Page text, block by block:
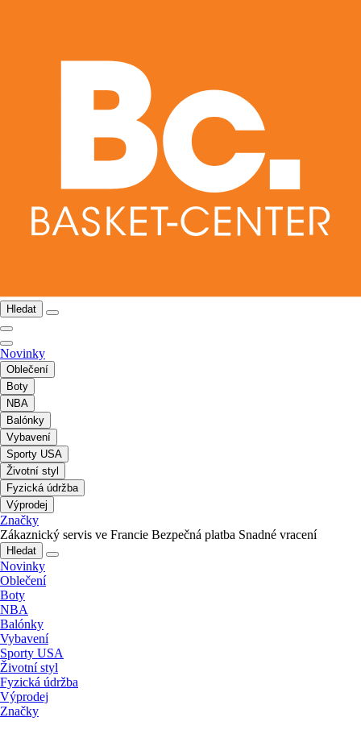
Hledat
Novinky
Oblečení
Boty
NBA
Balónky
Vybavení
Sporty USA
Životní styl
Fyzická údržba
Výprodej
Značky
Zákaznický servis ve Francie Bezpečná platba Snadné vracení
Hledat
Novinky
Oblečení
Boty
NBA
Balónky
Vybavení
Sporty USA
Životní styl
Fyzická údržba
Výprodej
Značky